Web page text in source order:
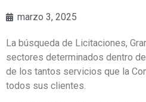
marzo 3, 2025
La búsqueda de Licitaciones,
sectores determinados dentro
de los tantos servicios que la
todos sus clientes.